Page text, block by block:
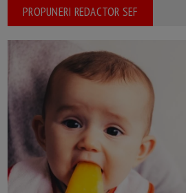
PROPUNERI REDACTOR SEF